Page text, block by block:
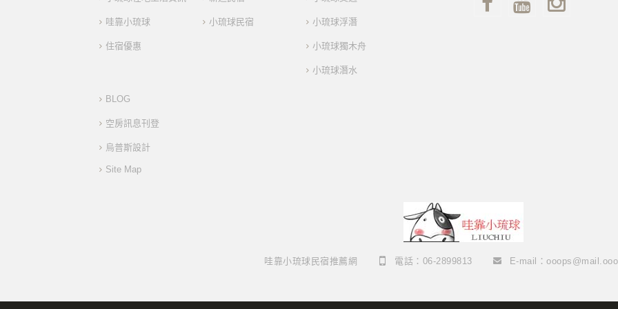
哇靠小琉球
住宿優惠
小琉球民宿 小琉球浮潛
小琉球獨木舟
小琉球潛水
BLOG
空房訊息刊登
烏普斯設計
Site Map
哇靠小琉球民宿推薦網 電話：06-2899813 E-mail：